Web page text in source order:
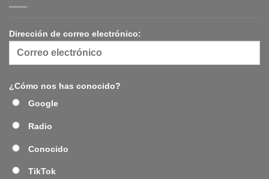
Dirección de correo electrónico:
¿Cómo nos has conocido?
Google
Radio
Conocido
TikTok